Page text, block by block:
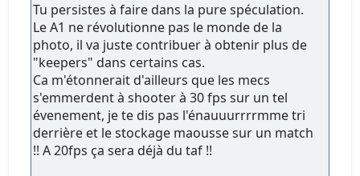
Tu persistes à faire dans la pure spéculation.
Le A1 ne révolutionne pas le monde de la
photo, il va juste contribuer à obtenir plus de
"keepers" dans certains cas.
Ca m'étonnerait d'ailleurs que les mecs
s'emmerdent à shooter à 30 fps sur un tel
évenement, je te dis pas l'énauuurrrrmme tri
derrière et le stockage maousse sur un match
!! A 20fps ça sera déjà du taf !!